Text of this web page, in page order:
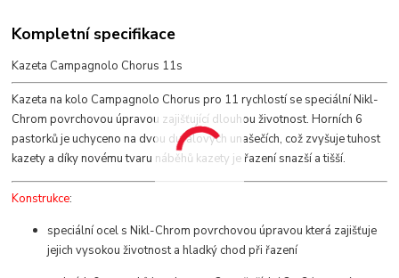
Kompletní specifikace
Kazeta Campagnolo Chorus 11s
Kazeta na kolo Campagnolo Chorus pro 11 rychlostí se speciální Nikl-
Chrom povrchovou úpravou zajišťující dlouhou životnost. Horních 6
pastorků je uchyceno na dvou duralových unašečích, což zvyšuje tuhost
kazety a díky novému tvaru náběhů kazety je řazení snazší a tišší.
Konstrukce:
speciální ocel s Nikl-Chrom povrchovou úpravou která zajišťuje
jejich vysokou životnost a hladký chod při řazení